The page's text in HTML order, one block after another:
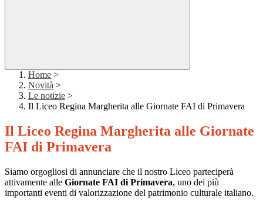
Home >
Novità >
Le notizie >
Il Liceo Regina Margherita alle Giornate FAI di Primavera
Il Liceo Regina Margherita alle Giornate
FAI di Primavera
Siamo orgogliosi di annunciare che il nostro Liceo parteciperà
attivamente alle Giornate FAI di Primavera, uno dei più
importanti eventi di valorizzazione del patrimonio culturale italiano.